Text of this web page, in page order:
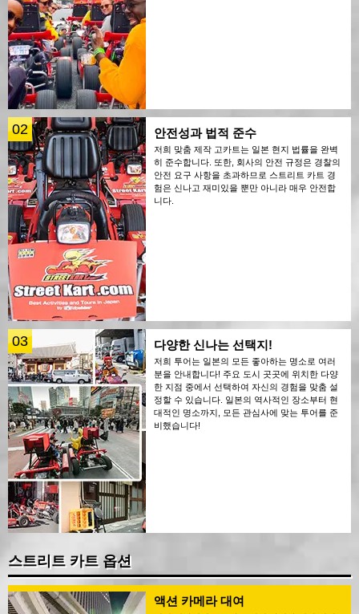
02 안전성과 법적 준수
저희 맞춤 제작 고카트는 일본 현지 법률을 완벽
히 준수합니다. 또한, 회사의 안전 규정은 경찰의
안전 요구 사항을 초과하므로 스트리트 카트 경
험은 신나고 재미있을 뿐만 아니라 매우 안전합
니다.
03 다양한 신나는 선택지!
저희 투어는 일본의 모든 좋아하는 명소로 여러
분을 안내합니다! 주요 도시 곳곳에 위치한 다양
한 지점 중에서 선택하여 자신의 경험을 맞춤 설
정할 수 있습니다. 일본의 역사적인 장소부터 현
대적인 명소까지, 모든 관심사에 맞는 투어를 준
비했습니다!
스트리트 카트 옵션
액션 카메라 대여